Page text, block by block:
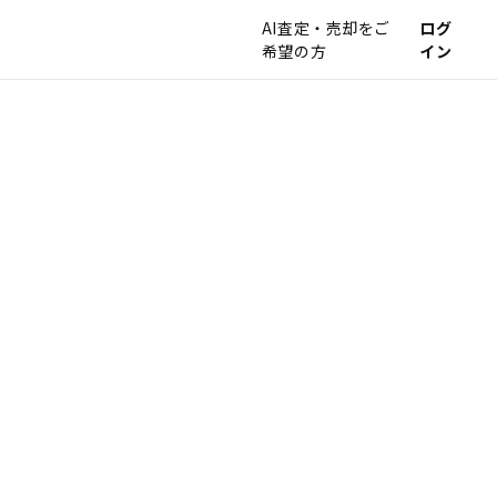
AI査定・売却をご
希望の方
ログ
イン